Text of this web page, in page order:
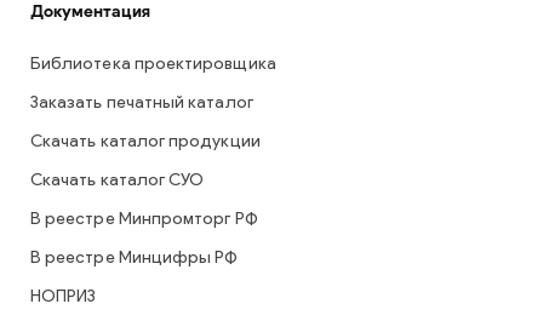
Документация
Библиотека проектировщика
Заказать печатный каталог
Скачать каталог продукции
Скачать каталог СУО
В реестре Минпромторг РФ
В реестре Минцифры РФ
НОПРИЗ